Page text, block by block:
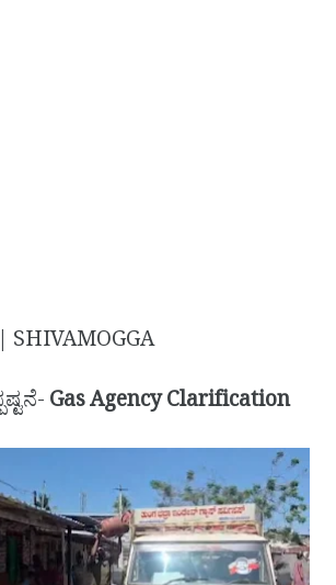
Gas Agency Clarification